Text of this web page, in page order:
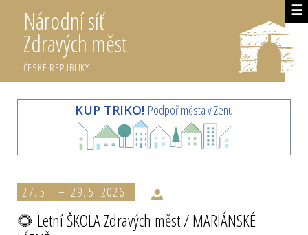
☰
Národní síť
Zdravých měst
ČESKÉ REPUBLIKY
KUP TRIKO! Podpoř města v Zenu
27. 5. – 29. 5. 2026
🌻 Letní ŠKOLA Zdravých měst / MARIÁNSKÉ